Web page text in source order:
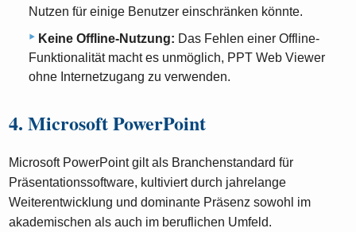
Nutzen für einige Benutzer einschränken könnte.
Keine Offline-Nutzung: Das Fehlen einer Offline-
Funktionalität macht es unmöglich, PPT Web Viewer
ohne Internetzugang zu verwenden.
4. Microsoft PowerPoint
Microsoft PowerPoint gilt als Branchenstandard für
Präsentationssoftware, kultiviert durch jahrelange
Weiterentwicklung und dominante Präsenz sowohl im
akademischen als auch im beruflichen Umfeld.